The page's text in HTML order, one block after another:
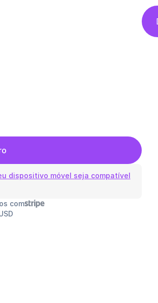
dispositivo móvel seja compatível
com